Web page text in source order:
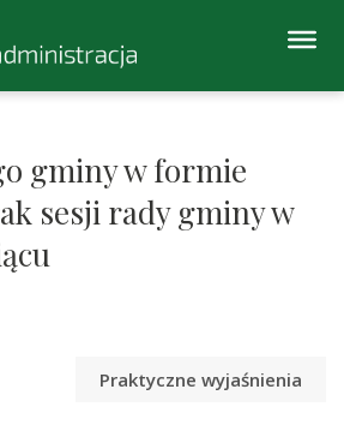
gminy w formie
sesji rady gminy w
Praktyczne wyjaśnienia